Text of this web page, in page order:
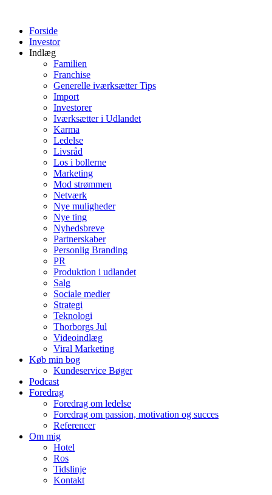
indholdForside
Investor
Indlæg
Familien
Franchise
Generelle iværksætter Tips
Import
Investorer
Iværksætter i Udlandet
Karma
Ledelse
Livsråd
Los i bollerne
Marketing
Mod strømmen
Netværk
Nye muligheder
Nye ting
Nyhedsbreve
Partnerskaber
Personlig Branding
PR
Produktion i udlandet
Salg
Sociale medier
Strategi
Teknologi
Thorborgs Jul
Videoindlæg
Viral Marketing
Køb min bog
Kundeservice Bøger
Podcast
Foredrag
Foredrag om ledelse
Foredrag om passion, motivation og succes
Referencer
Om mig
Hotel
Ros
Tidslinje
Kontakt